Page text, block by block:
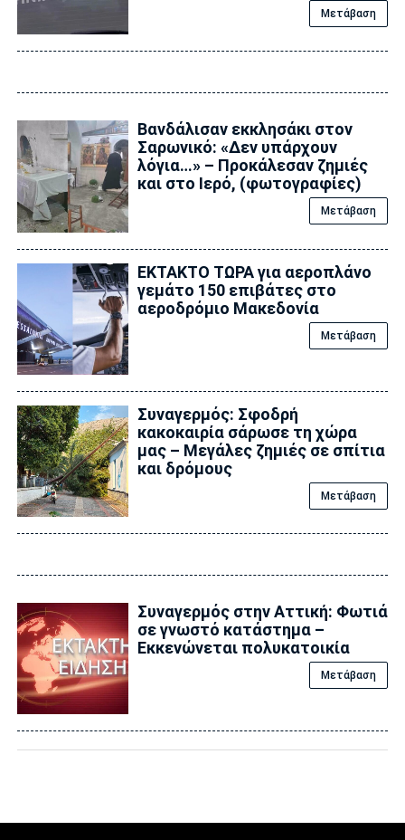
Μετάβαση
Βανδάλισαν εκκλησάκι στον
Σαρωνικό: «Δεν υπάρχουν
λόγια…» – Προκάλεσαν ζημιές
και στο Ιερό, (φωτογραφίες)
Μετάβαση
ΕΚΤΑΚΤΟ ΤΩΡΑ για αεροπλάνο
γεμάτο 150 επιβάτες στο
αεροδρόμιο Μακεδονία
Μετάβαση
Συναγερμός: Σφοδρή
κακοκαιρία σάρωσε τη χώρα
μας – Μεγάλες ζημιές σε σπίτια
και δρόμους
Μετάβαση
Συναγερμός στην Αττική: Φωτιά
σε γνωστό κατάστημα –
Εκκενώνεται πολυκατοικία
Μετάβαση